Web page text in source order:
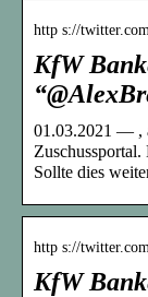
http s://
KfW
01.03.2021 — ,
Zuschussportal.
Sollte dies
http s://
KfW